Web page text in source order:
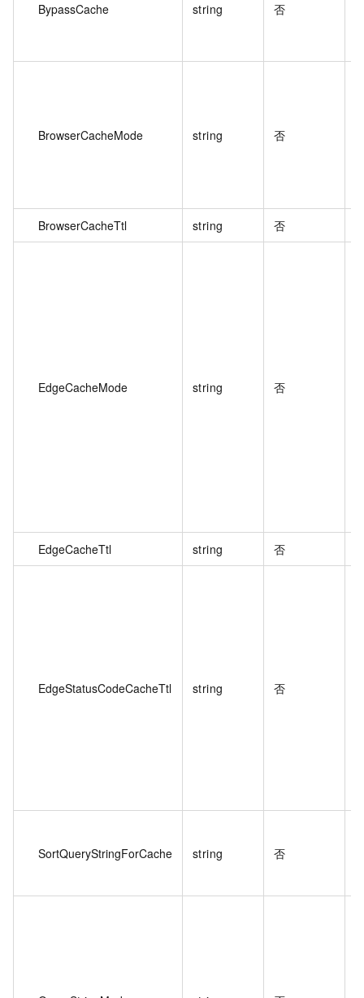
BypassCache string 否
BrowserCacheMode string 否
BrowserCacheTtl string 否
EdgeCacheMode string 否
EdgeCacheTtl string 否
EdgeStatusCodeCacheTtl string 否
SortQueryStringForCache string 否